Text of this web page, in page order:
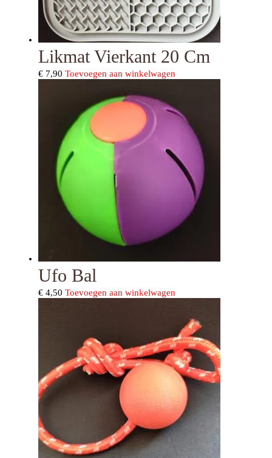
Likmat Vierkant 20 Cm
€ 7,90 Toevoegen aan winkelwagen
Ufo Bal
€ 4,50 Toevoegen aan winkelwagen